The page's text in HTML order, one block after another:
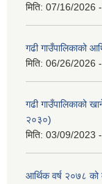
मिति: 07/16/2026
गढी गाउँपालिकाको
मिति: 06/26/2026
गढी गाउँपालिकाको
२०३०)
मिति: 03/09/2023
आर्थिक वर्ष २०७८ को